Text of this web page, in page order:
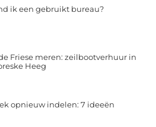
ik een gebruikt bureau?
Friese meren: zeilbootverhuur in
Heeg
opnieuw indelen: 7 ideeën